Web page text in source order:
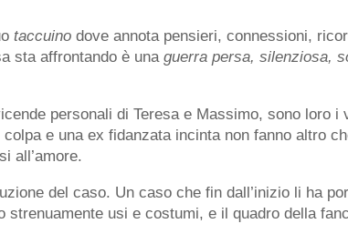
taccuino dove annota pensieri, connessioni,
sta affrontando è una guerra persa, silenziosa,
personali di Teresa e Massimo, sono loro
e una ex fidanzata incinta non fanno altro
all’amore.
del caso. Un caso che fin dall’inizio li ha
usi e costumi, e il quadro della